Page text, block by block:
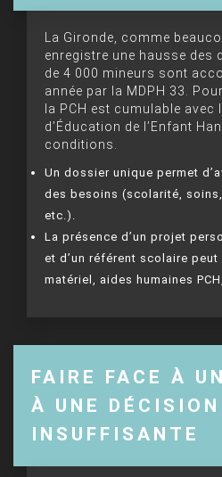
La Gironde, comme
enregistre une hausse des
de 4 000 mineurs sont
année par la MDPH 33.
la PCH est cumulable avec
d’Éducation de l’Enfant
conditions.
Un dossier unique permet
des besoins (scolarité,
etc.).
La présence d’un projet
et d’un référent scolaire peut
matériel, aides humaines
FAIRE FACE À
À UNE DÉCISION
INSUFFISANTE